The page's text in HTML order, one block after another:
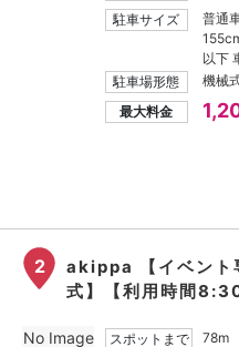
駐車サイズ
普通
以下
駐車場形態
機械
最大料金
2
akippa 【イベント
式】【利用時間
スポットまで
78m
No Image